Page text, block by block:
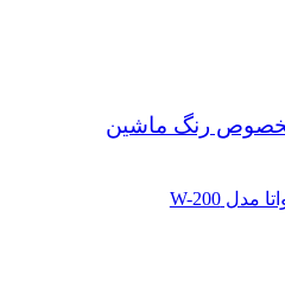
مخصوص رنگ ماشین